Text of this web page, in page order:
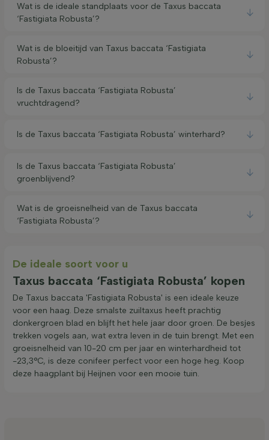
Wat is de ideale standplaats voor de Taxus baccata
‘Fastigiata Robusta’?
Wat is de bloeitijd van Taxus baccata ‘Fastigiata
Robusta’?
Is de Taxus baccata ‘Fastigiata Robusta’
vruchtdragend?
Is de Taxus baccata ‘Fastigiata Robusta’ winterhard?
Is de Taxus baccata ‘Fastigiata Robusta’
groenblijvend?
Wat is de groeisnelheid van de Taxus baccata
‘Fastigiata Robusta’?
De ideale soort voor u
Taxus baccata ‘Fastigiata Robusta’ kopen
De Taxus baccata 'Fastigiata Robusta' is een ideale keuze
voor een haag. Deze smalste zuiltaxus heeft prachtig
donkergroen blad en blijft het hele jaar door groen. De besjes
trekken vogels aan, wat extra leven in de tuin brengt. Met een
groeisnelheid van 10-20 cm per jaar en winterhardheid tot
-23,3°C, is deze conifeer perfect voor een hoge heg. Koop
deze haagplant bij Heijnen voor een mooie tuin.